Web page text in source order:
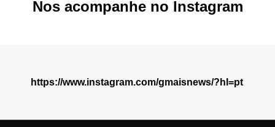
Nos acompanhe no Instagram
https://www.instagram.com/gmaisnews/?hl=pt